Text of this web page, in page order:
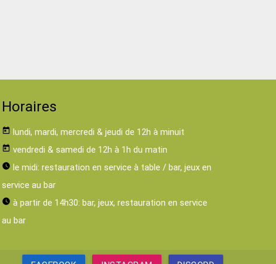
Horaires
today lundi, mardi, mercredi & jeudi de 12h à minuit
today vendredi & samedi de 12h à 1h du matin
watch_later le midi: restauration en service à table / bar, jeux en
service au bar
watch_later à partir de 14h30: bar, jeux, restauration en service
au bar